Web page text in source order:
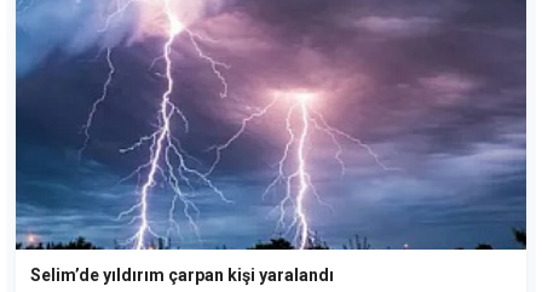
Selim’de yıldırım çarpan kişi yaralandı